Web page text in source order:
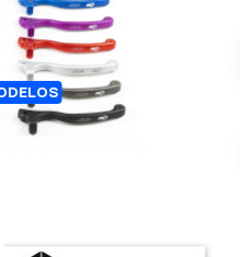
También
S3 DIGIT
BETA